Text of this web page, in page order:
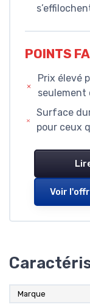
POINTS
Prix élevé
seulement
Surface
pour ceux
Voir
Marque